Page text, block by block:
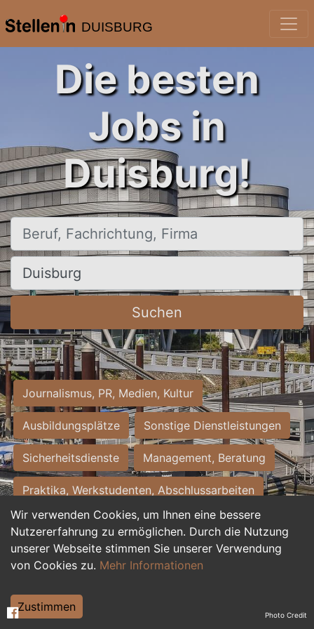
DUISBURG
Wir verwenden Cookies, um Ihnen eine bessere
Nutzererfahrung zu ermöglichen. Durch die Nutzung
unserer Webseite stimmen Sie unserer Verwendung
von Cookies zu. Mehr Informationen
Zustimmen
Die besten
Jobs in
Duisburg!
Beruf, Fachrichtung, Firma
Ort, Stadt
Suchen
Journalismus, PR, Medien, Kultur
Ausbildungsplätze Sonstige Dienstleistungen
Sicherheitsdienste Management, Beratung
Praktika, Werkstudenten, Abschlussarbeiten
Personalwesen Assistenz, Sekretariat
Hilfskräfte, Aushilfs- und Nebenjobs
Weiterbildung, Studium, duale Ausbildung Photo Credit